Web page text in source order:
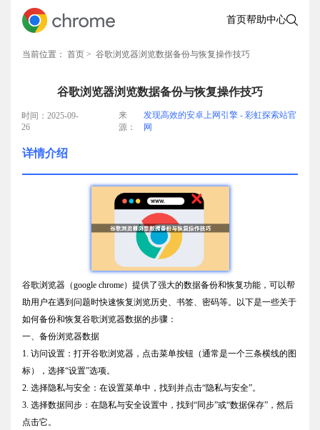
首页帮助中心
当前位置： 首页 > 谷歌浏览器浏览数据备份与恢复操作技巧
谷歌浏览器浏览数据备份与恢复操作技巧
时间：2025-09-
26
来
源：
发现高效的安卓上网引擎 - 彩虹探索站官
网
详情介绍
谷歌浏览器（google chrome）提供了强大的数据备份和恢复功能，可以帮
助用户在遇到问题时快速恢复浏览历史、书签、密码等。以下是一些关于
如何备份和恢复谷歌浏览器数据的步骤：
一、备份浏览器数据
1. 访问设置：打开谷歌浏览器，点击菜单按钮（通常是一个三条横线的图
标），选择“设置”选项。
2. 选择隐私与安全：在设置菜单中，找到并点击“隐私与安全”。
3. 选择数据同步：在隐私与安全设置中，找到“同步”或“数据保存”，然后
点击它。